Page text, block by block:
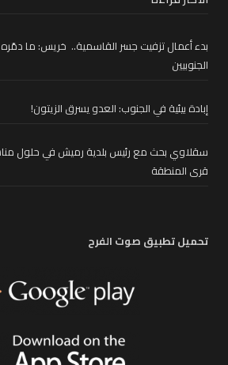
بدء أعمال تزفيت جسر القاسمية.. خريس: ما دمّره
الجنوبيين
إبادة بيئية في الجنوب: العدو يسرق الزيتون!
سقلاوي بحث مع رئيس بلدية رميش في حلول
قرى المنطقة
تحميل تطبيق صوت الفرح